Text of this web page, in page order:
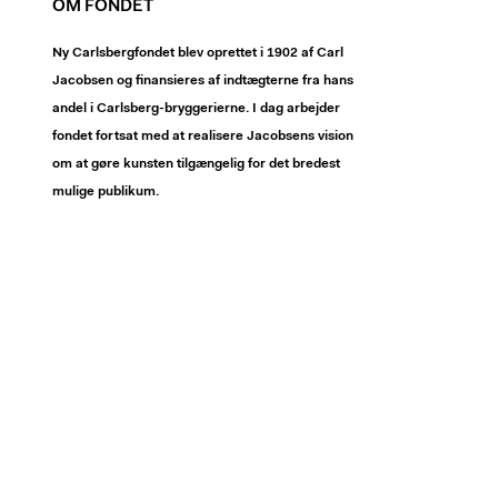
OM FONDET
Ny Carlsbergfondet blev oprettet i 1902 af Carl
Jacobsen og finansieres af indtægterne fra hans
andel i Carlsberg-bryggerierne. I dag arbejder
fondet fortsat med at realisere Jacobsens vision
om at gøre kunsten tilgængelig for det bredest
mulige publikum.